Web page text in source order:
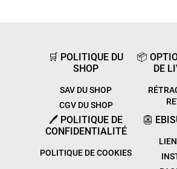
🛒 POLITIQUE DU
SHOP
SAV DU SHOP
CGV DU SHOP
📦
DE
🖊️ POLITIQUE DE
CONFIDENTIALITÉ
POLITIQUE DE COOKIES
👺